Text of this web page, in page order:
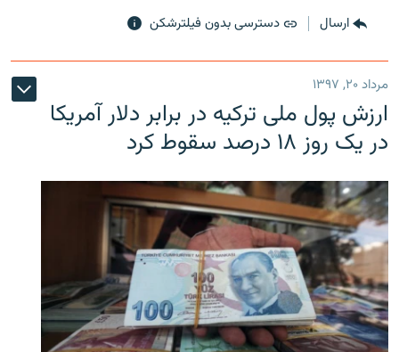
ارسال دسترسی بدون فیلترشکن
مرداد ۲۰, ۱۳۹۷
ارزش پول ملی ترکیه در برابر دلار آمریکا
در یک روز ۱۸ درصد سقوط کرد